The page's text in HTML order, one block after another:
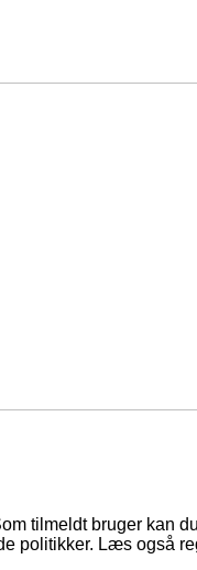
tilmeldt bruger kan
politikker. Læs også